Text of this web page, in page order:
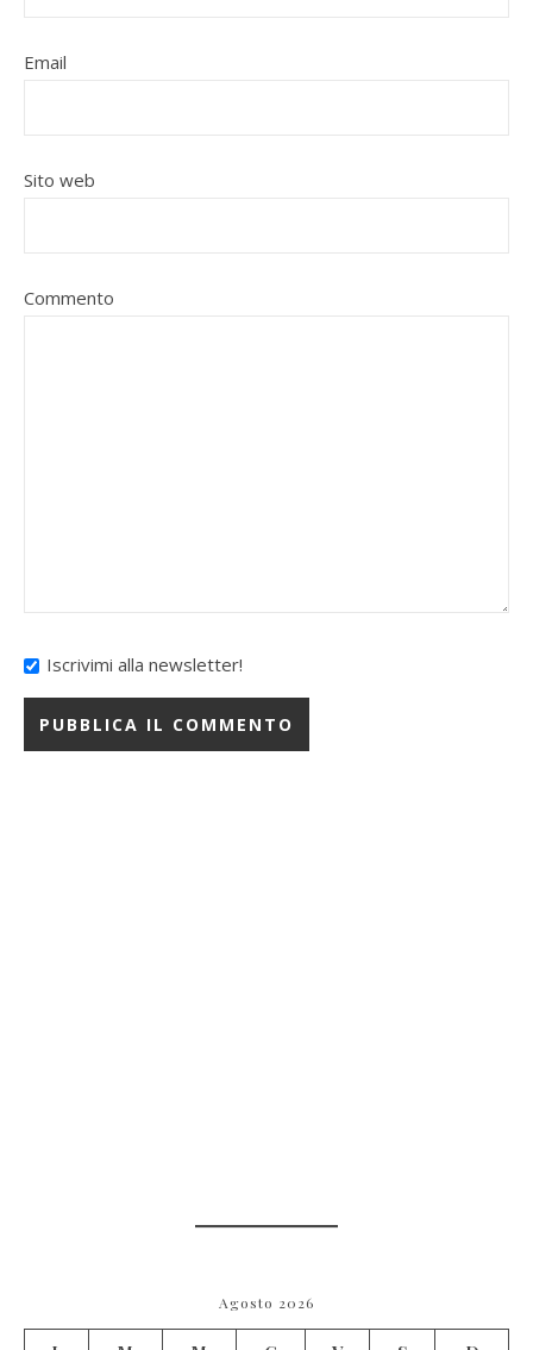
Email
Sito web
Commento
Iscrivimi alla newsletter!
Agosto 2026